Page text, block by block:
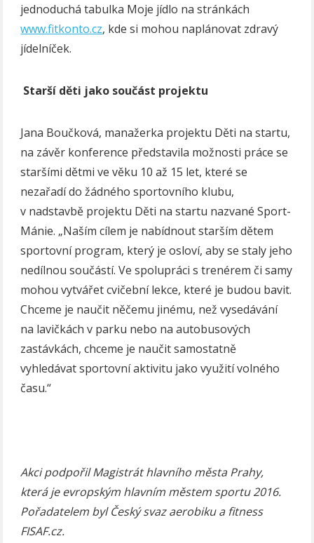
jednoduchá tabulka Moje jídlo na stránkách
www.fitkonto.cz, kde si mohou naplánovat zdravý
jídelníček.
Starší děti jako součást projektu
Jana Boučková, manažerka projektu Děti na startu,
na závěr konference představila možnosti práce se
staršími dětmi ve věku 10 až 15 let, které se
nezařadí do žádného sportovního klubu,
v nadstavbě projektu Děti na startu nazvané Sport-
Mánie. „Naším cílem je nabídnout starším dětem
sportovní program, který je osloví, aby se staly jeho
nedílnou součástí. Ve spolupráci s trenérem či samy
mohou vytvářet cvičební lekce, které je budou bavit.
Chceme je naučit něčemu jinému, než vysedávání
na lavičkách v parku nebo na autobusových
zastávkách, chceme je naučit samostatně
vyhledávat sportovní aktivitu jako využití volného
času.“
Akci podpořil Magistrát hlavního města Prahy,
která je evropským hlavním městem sportu 2016.
Pořadatelem byl Český svaz aerobiku a fitness
FISAF.cz.